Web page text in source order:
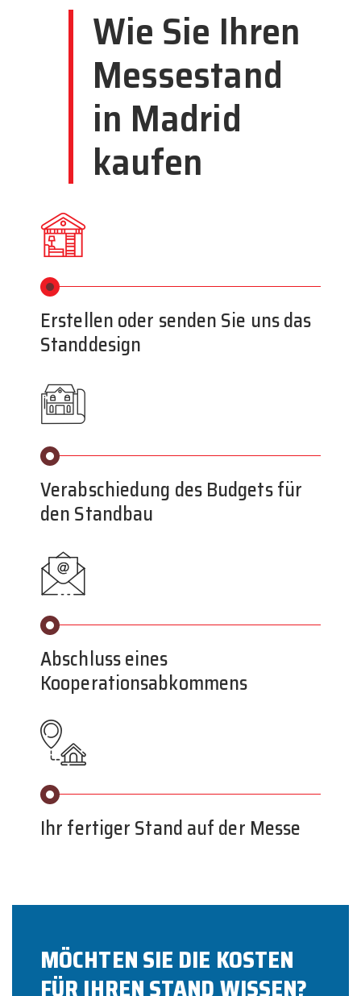
Wie Sie Ihren
Messestand
in Madrid
kaufen
Erstellen oder senden Sie uns das
Standdesign
Verabschiedung des Budgets für
den Standbau
Abschluss eines
Kooperationsabkommens
Ihr fertiger Stand auf der Messe
MÖCHTEN SIE DIE KOSTEN
FÜR IHREN STAND WISSEN?